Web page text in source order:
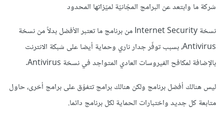
شركة ما وابتعد عن البرامج المجّانيّة لميّزاتها المحدود
نسخة Internet Security من برنامج ما تعتبر الأفضل بدلاً من نسخة
Antivirus، بسبب توفّر جدار ناري وحماية أيضا على شبكة الانترنت
بالإضافة لمكافح الفيروسات العادي المتواجد في نسخة Antivirus.
ليس هنالك أفضل برنامج ولكن هنالك برامج تتفوّق على برامج أخرى، حاول
متابعة كل جديد واختبارات الحماية لكل برنامج دائما.